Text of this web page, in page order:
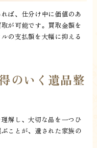
ば、仕分け中に価値のあ
が可能です。買取金額を
の支払額を大幅に抑える
のいく遺品整
解し、大切な品を一つひ
ことが、遺された家族の